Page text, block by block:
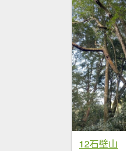
12石壁山